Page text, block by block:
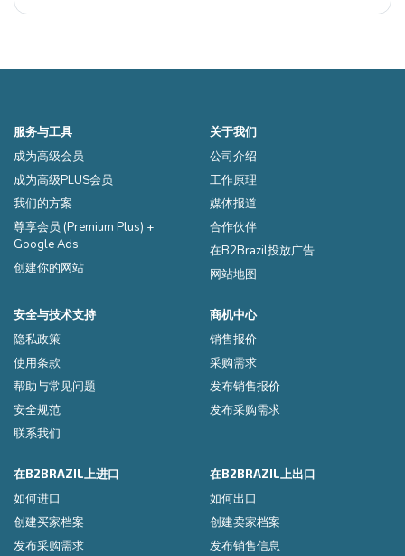
服务与工具
成为高级会员
成为高级PLUS会员
我们的方案
尊享会员 (Premium Plus) +
Google Ads
创建你的网站
关于我们
公司介绍
工作原理
媒体报道
合作伙伴
在B2Brazil投放广告
网站地图
安全与技术支持
隐私政策
使用条款
帮助与常见问题
安全规范
联系我们
商机中心
销售报价
采购需求
发布销售报价
发布采购需求
在B2BRAZIL上进口
如何进口
创建买家档案
发布采购需求
在B2BRAZIL上出口
如何出口
创建卖家档案
发布销售信息